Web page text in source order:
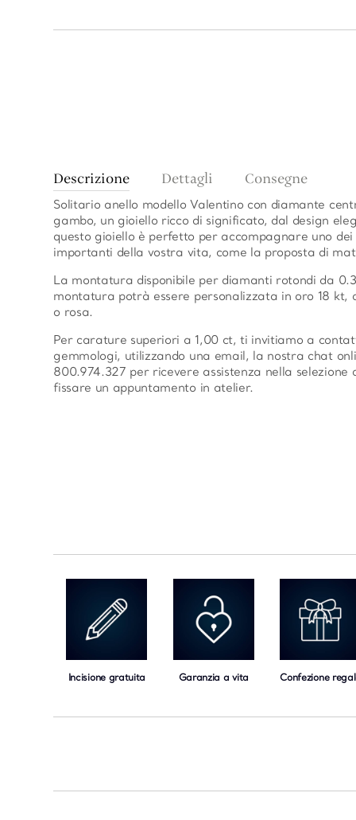
Descrizione Dettagli Consegne
Solitario anello modello Valentino con diamante
gambo, un gioiello ricco di significato, dal design
questo gioiello è perfetto per accompagnare uno
importanti della vostra vita, come la proposta di
La montatura disponibile per diamanti rotondi da
montatura potrà essere personalizzata in oro 18 kt,
o rosa.
Per carature superiori a 1,00 ct, ti invitiamo a
gemmologi, utilizzando una email, la nostra chat
800.974.327 per ricevere assistenza nella selezione
fissare un appuntamento in atelier.
Incisione gratuita Garanzia a vita Confezione